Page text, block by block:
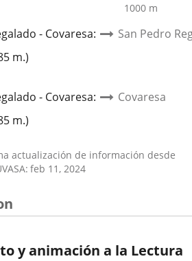
1000 m
- Covaresa:
San Pedro
m.)
- Covaresa:
Covaresa
m.)
actualización de información desde
feb 11, 2024
y animación a la Lectura